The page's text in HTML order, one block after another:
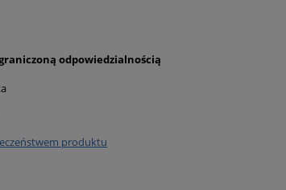
odpowiedzialnością
produktu